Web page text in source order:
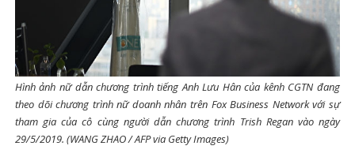
Hình ảnh nữ dẫn chương trình tiếng Anh Lưu Hân của kênh CGTN đang
theo dõi chương trình nữ doanh nhân trên Fox Business Network với sự
tham gia của cô cùng người dẫn chương trình Trish Regan vào ngày
29/5/2019. (WANG ZHAO / AFP via Getty Images)